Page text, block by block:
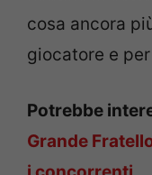
cosa ancora
giocatore e
Potrebbe
Grande